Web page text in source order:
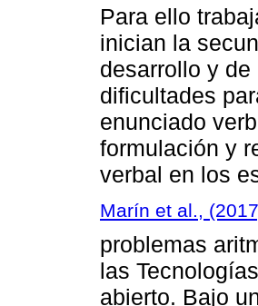
Para ello
inician la
desarrollo y
dificultades
enunciado
formulación y
verbal en los
Marín et al.,
problemas
las
abierto. Bajo